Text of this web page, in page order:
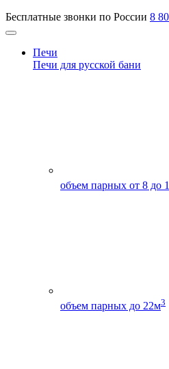
Бесплатные звонки по России 8
Печи
Печи для русской бани
объем парных от 8 до
объем парных до 22м3